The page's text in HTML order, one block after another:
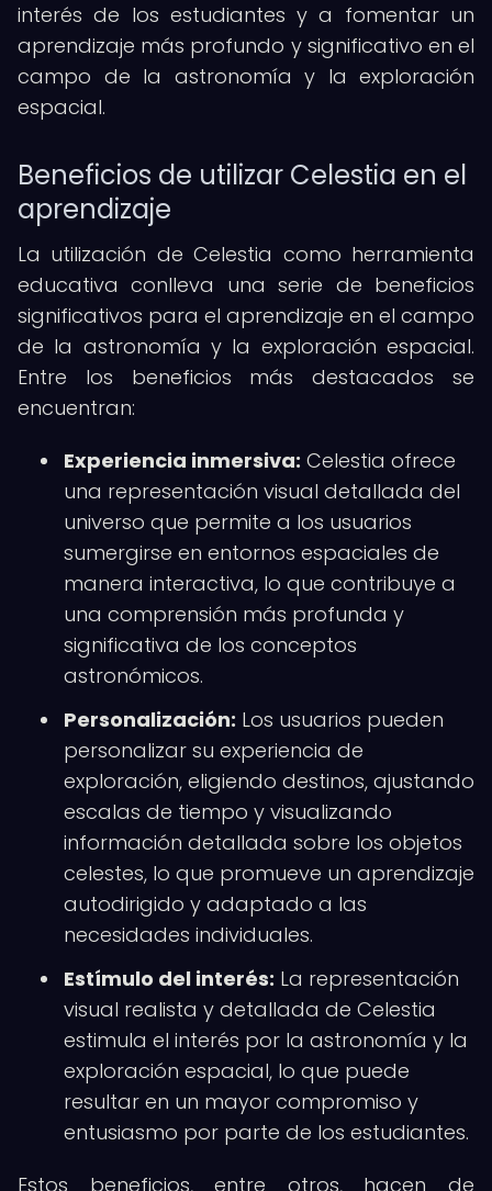
interés de los estudiantes y a fomentar un
aprendizaje más profundo y significativo en el
campo de la astronomía y la exploración
espacial.
Beneficios de utilizar Celestia en el
aprendizaje
La utilización de Celestia como herramienta
educativa conlleva una serie de beneficios
significativos para el aprendizaje en el campo
de la astronomía y la exploración espacial.
Entre los beneficios más destacados se
encuentran:
Experiencia inmersiva: Celestia ofrece
una representación visual detallada del
universo que permite a los usuarios
sumergirse en entornos espaciales de
manera interactiva, lo que contribuye a
una comprensión más profunda y
significativa de los conceptos
astronómicos.
Personalización: Los usuarios pueden
personalizar su experiencia de
exploración, eligiendo destinos, ajustando
escalas de tiempo y visualizando
información detallada sobre los objetos
celestes, lo que promueve un aprendizaje
autodirigido y adaptado a las
necesidades individuales.
Estímulo del interés: La representación
visual realista y detallada de Celestia
estimula el interés por la astronomía y la
exploración espacial, lo que puede
resultar en un mayor compromiso y
entusiasmo por parte de los estudiantes.
Estos beneficios, entre otros, hacen de